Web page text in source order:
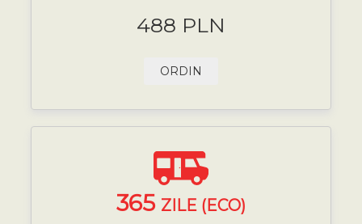
488 PLN
ORDIN
365 ZILE (ECO)